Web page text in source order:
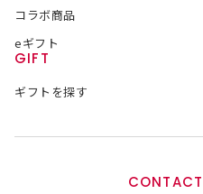
コラボ商品
eギフト
GIFT
ギフトを探す
CONTACT